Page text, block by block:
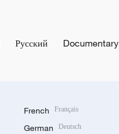
Русский Documentary
French Français
German Deutsch